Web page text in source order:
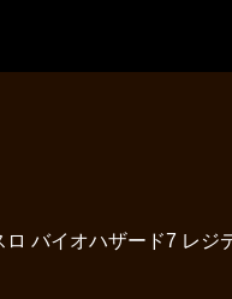
バイオハザード7 レジ